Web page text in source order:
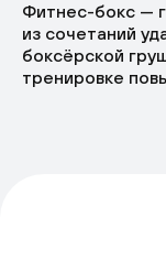
Фитнес-бокс —
из сочетаний
боксёрской
тренировке